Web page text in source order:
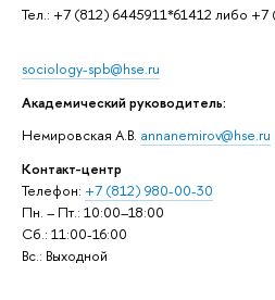
Тел.: +7 (812) 6445911*61412 либо +7
sociology-spb@hse.ru
Академический руководитель:
Немировская А.В. annanemirov@hse.ru
Контакт-центр
Телефон: +7 (812) 980-00-30
Пн. – Пт.: 10:00–18:00
Сб.: 11:00-16:00
Вс.: Выходной